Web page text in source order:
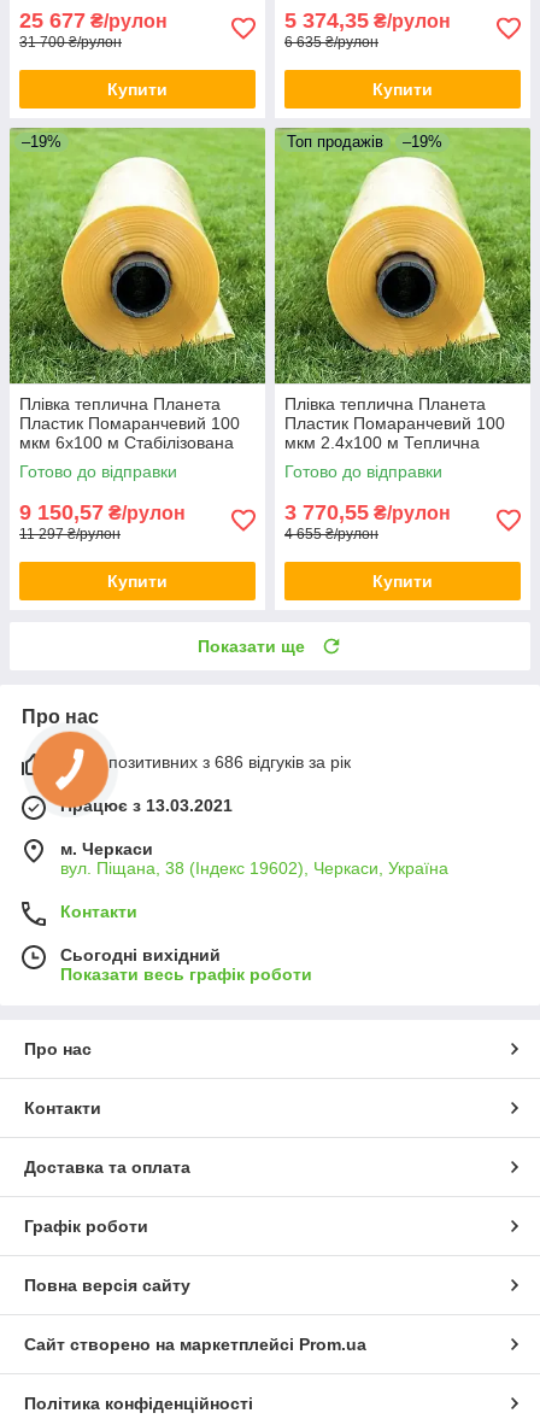
25 677 ₴/рулон
31 700 ₴/рулон
Купити
5 374,35 ₴/рулон
6 635 ₴/рулон
Купити
–19%
Плівка теплична Планета
Пластик Помаранчевий 100
мкм 6х100 м Стабілізована
плівка для теплиці
Готово до відправки
9 150,57 ₴/рулон
11 297 ₴/рулон
Купити
Топ продажів –19%
Плівка теплична Планета
Пластик Помаранчевий 100
мкм 2.4х100 м Теплична
плівка для помідорів
Готово до відправки
3 770,55 ₴/рулон
4 655 ₴/рулон
Купити
Показати ще
Про нас
100% позитивних з 686 відгуків за рік
Працює з 13.03.2021
м. Черкаси
вул. Піщана, 38 (Індекс 19602), Черкаси, Україна
Контакти
Сьогодні вихідний
Показати весь графік роботи
Про нас
Контакти
Доставка та оплата
Графік роботи
Повна версія сайту
Сайт створено на маркетплейсі Prom.ua
Політика конфіденційності